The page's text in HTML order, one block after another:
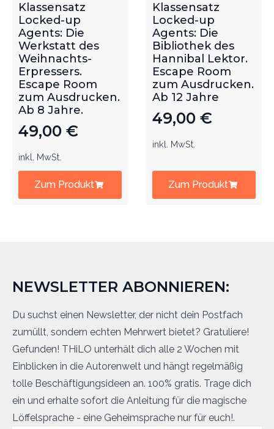
Klassensatz
Locked-up
Agents: Die
Werkstatt des
Weihnachts-
Erpressers.
Escape Room
zum Ausdrucken.
Ab 8 Jahre.
49,00 €
inkl. MwSt.
Zum Produkt
Klassensatz
Locked-up
Agents: Die
Bibliothek des
Hannibal Lektor.
Escape Room
zum Ausdrucken.
Ab 12 Jahre
49,00 €
inkl. MwSt.
Zum Produkt
NEWSLETTER ABONNIEREN:
Du suchst einen Newsletter, der nicht dein Postfach
zumüllt, sondern echten Mehrwert bietet? Gratuliere!
Gefunden! THiLO unterhält dich alle 2 Wochen mit
Einblicken in die Autorenwelt und hängt regelmäßig
tolle Beschäftigungsideen an. 100% gratis. Trage dich
ein und erhalte sofort die Anleitung für die magische
Löffelsprache - eine Geheimsprache nur für euch!.